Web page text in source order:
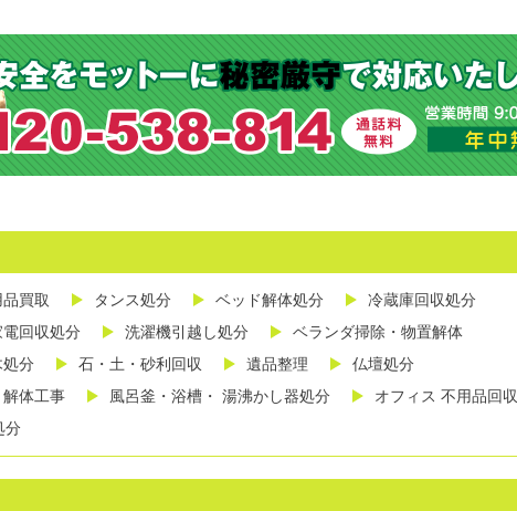
買取 タンス処分 ベッド解体処分
冷蔵庫回収処分
電回収処分 洗濯機引越し処分
ベランダ掃除・物置解体
処分 石・土・砂利回収 遺品整理
仏壇処分
解体工事 風呂釜・浴槽・ 湯沸かし器処分
オフィス 不用品回収
分